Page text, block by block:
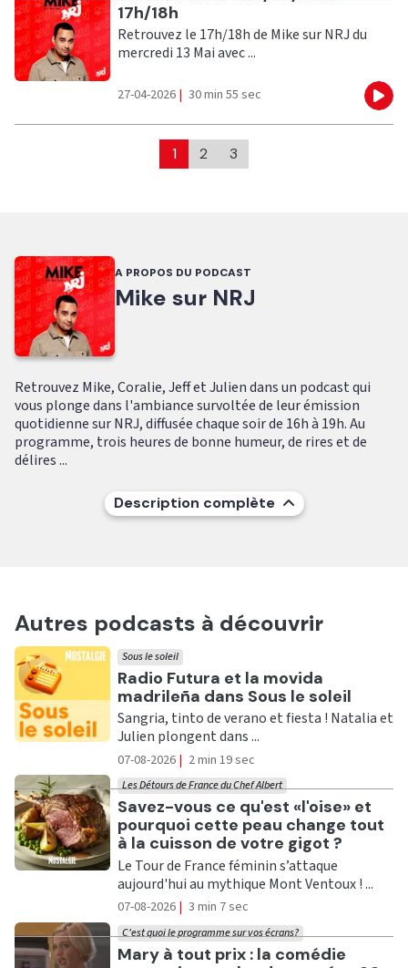
17h/18h
Retrouvez le 17h/18h de Mike sur NRJ du
mercredi 13 Mai avec ...
27-04-2026 | 30 min 55 sec
1 2 3
A PROPOS DU PODCAST
Mike sur NRJ
Retrouvez Mike, Coralie, Jeff et Julien dans un podcast qui
vous plonge dans l'ambiance survoltée de leur émission
quotidienne sur NRJ, diffusée chaque soir de 16h à 19h. Au
programme, trois heures de bonne humeur, de rires et de
délires ...
Description complète
Autres podcasts à découvrir
Ecouter
Radio Futura et la movida
madrileña dans Sous le soleil
Sous le soleil
Sangria, tinto de verano et fiesta ! Natalia et
Julien plongent dans ...
07-08-2026 | 2 min 19 sec
Ecouter
Savez-vous ce qu'est «l'oise» et
pourquoi cette peau change tout
à la cuisson de votre gigot ?
Les Détours de France du Chef Albert
Le Tour de France féminin s’attaque
aujourd'hui au mythique Mont Ventoux ! ...
07-08-2026 | 3 min 7 sec
Ecouter
Mary à tout prix : la comédie
C'est quoi le programme sur vos écrans?